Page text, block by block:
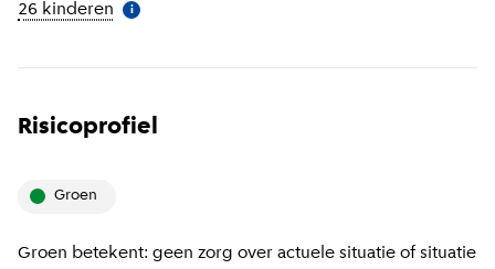
26 kinderen Meer informatie
i
Risicoprofiel
groen
Groen betekent: geen zorg over actuele situatie of situatie